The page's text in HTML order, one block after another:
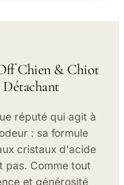
Chien & Chiot
réputé qui agit à
: sa formule
cristaux d'acide
pas. Comme tout
et générosité